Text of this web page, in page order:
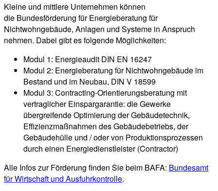
Kleine und mittlere Unternehmen können
die Bundesförderung für Energieberatung für
Nichtwohngebäude, Anlagen und Systeme in Anspruch
nehmen. Dabei gibt es folgende Möglichkeiten:
Modul 1: Energieaudit DIN EN 16247
Modul 2: Energieberatung für Nichtwohngebäude im
Bestand und im Neubau, DIN V 18599
Modul 3: Contracting-Orientierungsberatung mit
vertraglicher Einspargarantie: die Gewerke
übergreifende Optimierung der Gebäudetechnik,
Effizienzmaßnahmen des Gebäudebetriebs, der
Gebäudehülle und / oder von Produktionsprozessen
durch einen Energiedienstleister (Contractor)
Alle Infos zur Förderung finden Sie beim BAFA: Bundesamt
für Wirtschaft und Ausfuhrkontrolle.